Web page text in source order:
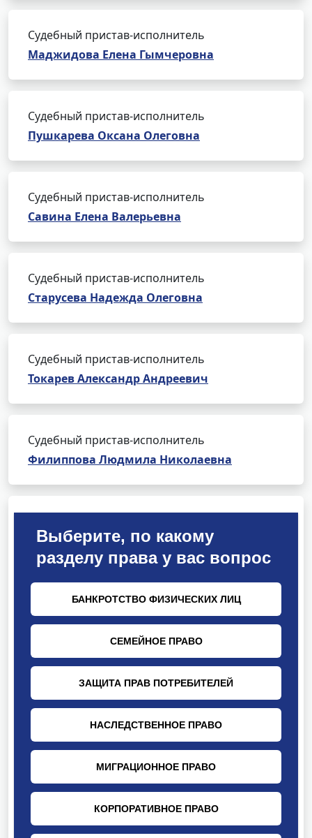
Судебный пристав-исполнитель
Маджидова Елена Гымчеровна
Судебный пристав-исполнитель
Пушкарева Оксана Олеговна
Судебный пристав-исполнитель
Савина Елена Валерьевна
Судебный пристав-исполнитель
Старусева Надежда Олеговна
Судебный пристав-исполнитель
Токарев Александр Андреевич
Судебный пристав-исполнитель
Филиппова Людмила Николаевна